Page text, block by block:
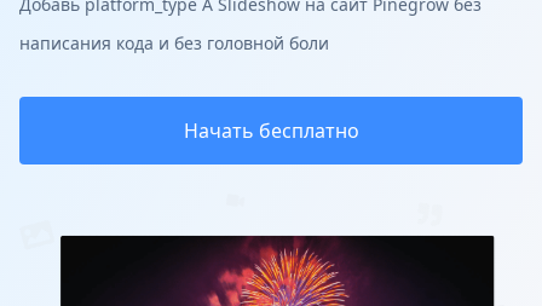
написания кода и без головной боли
Начать бесплатно